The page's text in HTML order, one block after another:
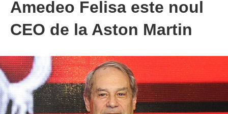
Amedeo Felisa este noul
CEO de la Aston Martin